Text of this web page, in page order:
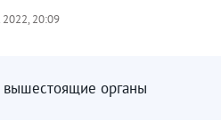
20:09
органы